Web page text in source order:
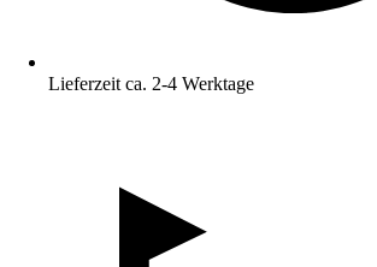
Lieferzeit ca. 2-4 Werktage